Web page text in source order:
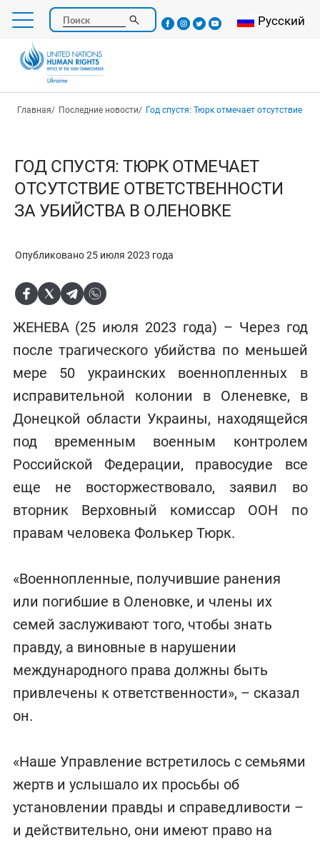
Перейти
основному
содержанию
Поиск Select your
Русский
Строка навигации
Главная Последние новости Год спустя: Тюрк отмечает отсутствие
ГОД СПУСТЯ: ТЮРК ОТМЕЧАЕТ
ОТСУТСТВИЕ ОТВЕТСТВЕННОСТИ
ЗА УБИЙСТВА В ОЛЕНОВКЕ
Опубликовано 25 июля 2023 года
ЖЕНЕВА (25 июля 2023 года) – Через год
после трагического убийства по меньшей
мере 50 украинских военнопленных в
исправительной колонии в Оленевке, в
Донецкой области Украины, находящейся
под временным военным контролем
Российской Федерации, правосудие все
еще не восторжествовало, заявил во
вторник Верховный комиссар ООН по
правам человека Фолькер Тюрк.
«Военнопленные, получившие ранения
или погибшие в Оленовке, и члены их
семей заслуживают того, чтобы знать
правду, а виновные в нарушении
международного права должны быть
привлечены к ответственности», – сказал
он.
«Наше Управление встретилось с семьями
жертв и услышало их просьбы об
установлении правды и справедливости –
и действительно, они имеют право на